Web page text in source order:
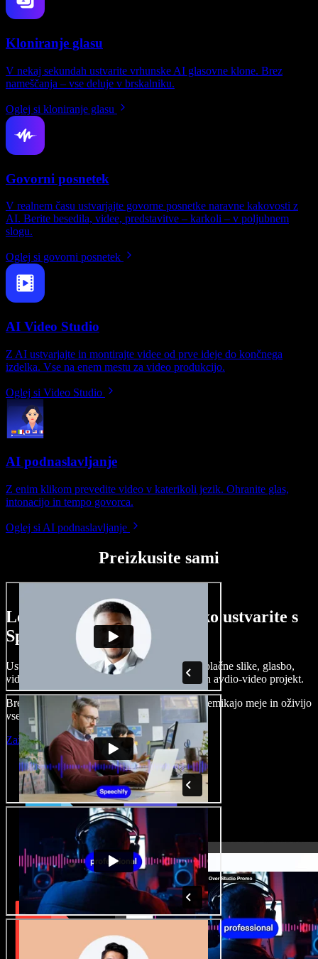
Kloniranje glasu
V nekaj sekundah ustvarite vrhunske AI glasovne klone. Brez
nameščanja – vse deluje v brskalniku.
Oglej si kloniranje glasu
Govorni posnetek
V realnem času ustvarjajte govorne posnetke naravne kakovosti z
AI. Berite besedila, videe, predstavitve – karkoli – v poljubnem
slogu.
Oglej si govorni posnetek
AI Video Studio
Z AI ustvarjajte in montirajte videe od prve ideje do končnega
izdelka. Vse na enem mestu za video produkcijo.
Oglej si Video Studio
AI podnaslavljanje
Z enim klikom prevedite video v katerikoli jezik. Ohranite glas,
intonacijo in tempo govorca.
Oglej si AI podnaslavljanje
Preizkusite sami
Le nekaj primerov, kaj lahko ustvarite s
Speechify Studio.
Ustvarjajte govorne posnetke, dodajajte brezplačne slike, glasbo,
videe, klonirajte svoj glas in pripravite celoten avdio-video projekt.
Brez učenja in kar iz brskalnika ustvarjalci premikajo meje in oživijo
vse ideje.
Zaženi Studio